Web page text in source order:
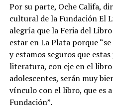
Por su parte, Oche Califa,
cultural de la Fundación El
alegría que la Feria del
estar en La Plata porque
y estamos seguros que
literatura, con eje en el
adolescentes, serán muy
vínculo con el libro, que es
Fundación”.